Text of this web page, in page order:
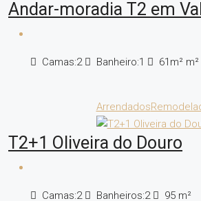
Andar-moradia T2 em
Camas:2 Banheiro:1 61m² m²
Arrendados
T2+1 Oliveira do Douro
Camas:2 Banheiros:2 95 m²